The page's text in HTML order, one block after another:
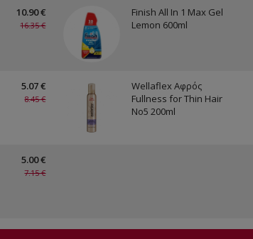
10.90 €
16.35 €
Finish All In 1 Max Gel
Lemon 600ml
5.07 €
8.45 €
Wellaflex Αφρός
Fullness for Thin Hair
No5 200ml
5.00 €
7.15 €